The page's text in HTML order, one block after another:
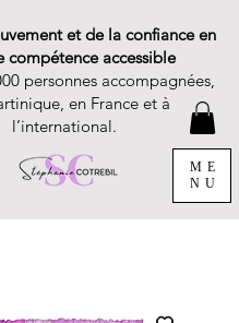
et de la confiance en
compétence accessible
personnes accompagnées,
en France et à
l’international.
ME
NU